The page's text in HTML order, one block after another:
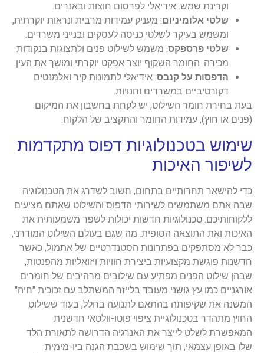
וקרינת שמש. אידיאלי לפרסום חוצות ובאנרים.
שלטי אלומיניום: מעניק עמידות מרבית ונראות יוקרתית,
ומשמש בעיקר לשלטי כניסה לעסקים ובנייני משרדים.
שלטי פרספקס: משמש לשילוט פנים ולתצוגות בנקודות
מכירה. החומר השקוף יוצר אפקט יוקרתי ומושך את העין.
הדפסות על קנבס: אידיאלי לתמונות קיר ואלמנטים
דקורטיביים במשרדים וחנויות.
בעת בחירת חומר השילוט, יש לקחת בחשבון את המיקום
(פנים או חוץ), עמידות החומר והתקציב של הלקוח.
שימוש בטכנולוגיות דפוס מתקדמות
לשיפור האיכות
כדי להישאר תחרותיים בתחום, חשוב לשדרג את הטכנולוגיה
שבה אתם משתמשים לשירותי הדפוס והשילוט שאתם מציעים
ללקוחותיכם. טכנולוגיות חדשות יכולות לשפר משמעותית את
האיכות ואת התוצאה הסופית. מה שגם בעולם השילוט המודרני,
כבר לא מסתפקים בפתרונות הסטנדרטיים של אתמול, כאשר
חדשנות פוגשת מקצועיות ביצירת חוויות ויזואליות מהפנטות,
שבהן שילוט הפנים מפתיע עם שילובים מרהיבים של חומרים
אורגניים כמו עץ גושני מעובד בלייזר המשתלב עם זכוכית "חיה"
המשנה את שקיפותה בהתאם לתנועה בחלל, בעוד ששילוט
החוץ מתהדר בטכנולוגיית ציפוי פוטו-וולטאי חדשנית
המאפשרת לשלט לייצר את האנרגיה הדרושה לתאורת הלד
שלו באופן עצמאי, תוך שימוש בשכבת הגנה ביו-מימית